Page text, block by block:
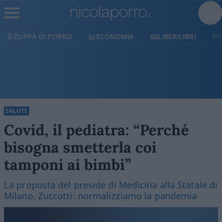
ECONOMIA LIBERILIBRI SHOP SOSTIENICI
SALUTE
Covid, il pediatra: “Perché
bisogna smetterla coi
tamponi ai bimbi”
La proposta del preside di Medicina alla Statale di
Milano, Zuccotti: normalizziamo la pandemia